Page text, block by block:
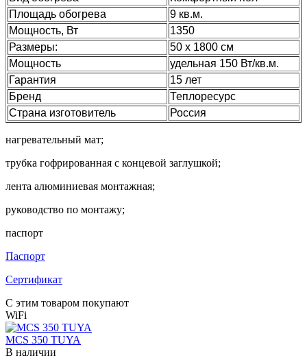
Площадь обогрева
9 кв.м.
Мощность, Вт
1350
Размеры:
50 х 1800 см
Мощность
удельная 150 Вт/кв.м.
Гарантия
15 лет
Бренд
Теплоресурс
Страна изготовитель
Россия
нагревательный мат;
трубка гофрированная с концевой заглушкой;
лента алюминиевая монтажная;
руководство по монтажу;
паспорт
Паспорт
Сертификат
С этим товаром покупают
WiFi
MCS 350 TUYA
В наличии